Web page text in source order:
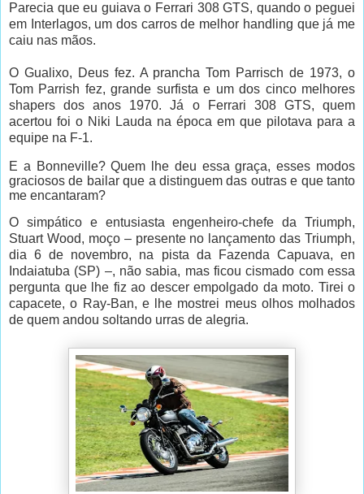
Parecia que eu guiava o Ferrari 308 GTS, quando o peguei
em Interlagos, um dos carros de melhor handling que já me
caiu nas mãos.
O Gualixo, Deus fez. A prancha Tom Parrisch de 1973, o
Tom Parrish fez, grande surfista e um dos cinco melhores
shapers dos anos 1970. Já o Ferrari 308 GTS, quem
acertou foi o Niki Lauda na época em que pilotava para a
equipe na F-1.
E a Bonneville? Quem lhe deu essa graça, esses modos
graciosos de bailar que a distinguem das outras e que tanto
me encantaram?
O simpático e entusiasta engenheiro-chefe da Triumph,
Stuart Wood, moço – presente no lançamento das Triumph,
dia 6 de novembro, na pista da Fazenda Capuava, en
Indaiatuba (SP) –, não sabia, mas ficou cismado com essa
pergunta que lhe fiz ao descer empolgado da moto. Tirei o
capacete, o Ray-Ban, e lhe mostrei meus olhos molhados
de quem andou soltando urras de alegria.